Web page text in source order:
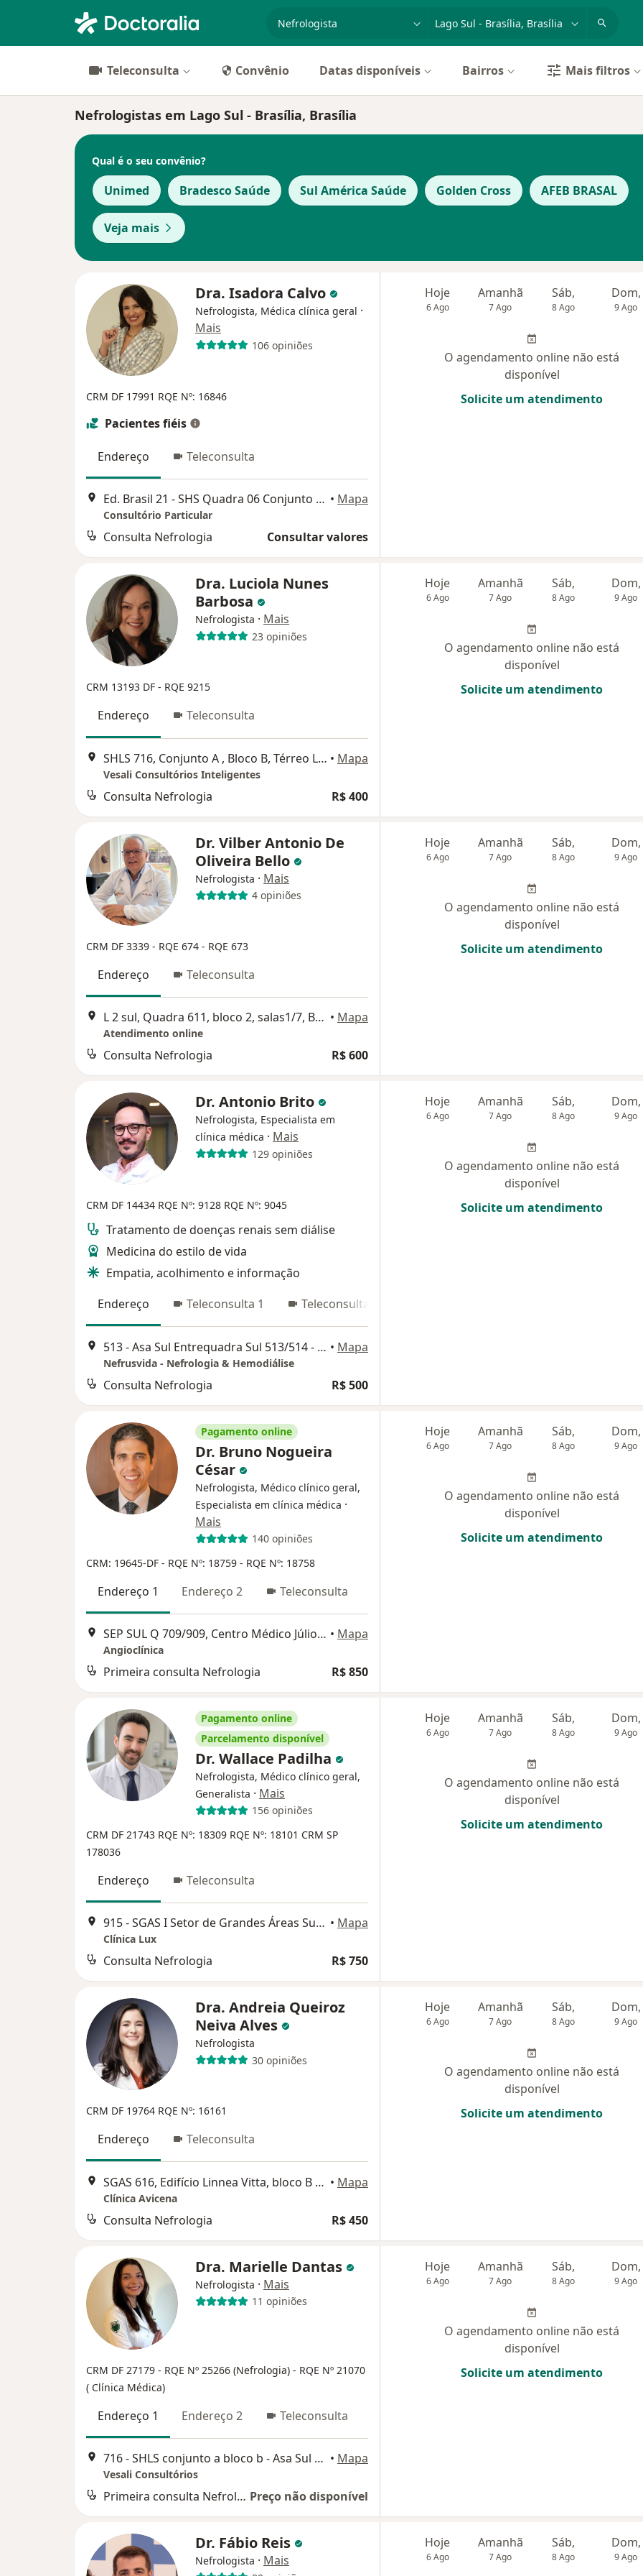
cidade ou região
Teleconsulta Convênio Datas disponíveis Bairros Mais filtros
Nefrologistas em Lago Sul - Brasília, Brasília
Qual é o seu convênio?
Unimed Bradesco Saúde Sul América Saúde Golden Cross AFEB BRASAL
Veja mais
Dra. Isadora Calvo
Nefrologista, Médica clínica geral ·
Mais
106 opiniões
CRM DF 17991 RQE Nº: 16846
Pacientes fiéis
Endereço Teleconsulta
Ed. Brasil 21 - SHS Quadra 06 Conjunto A, Bloco A, sala 606, Brasília • Mapa
Consultório Particular
Consulta Nefrologia Consultar valores
Hoje
6 Ago
Amanhã
7 Ago
Sáb,
8 Ago
Dom,
9 Ago
O agendamento online não está
disponível
Solicite um atendimento
Dra. Luciola Nunes
Barbosa
Nefrologista · Mais
23 opiniões
CRM 13193 DF - RQE 9215
Endereço Teleconsulta
SHLS 716, Conjunto A , Bloco B, Térreo Loja 03- OHB, Setor Hospitalar Local Sul,, Brasília • Mapa
Vesali Consultórios Inteligentes
Consulta Nefrologia R$ 400
Hoje
6 Ago
Amanhã
7 Ago
Sáb,
8 Ago
Dom,
9 Ago
O agendamento online não está
disponível
Solicite um atendimento
Dr. Vilber Antonio De
Oliveira Bello
Nefrologista · Mais
4 opiniões
CRM DF 3339 - RQE 674 - RQE 673
Endereço Teleconsulta
L 2 sul, Quadra 611, bloco 2, salas1/7, Brasília • Mapa
Atendimento online
Consulta Nefrologia R$ 600
Hoje
6 Ago
Amanhã
7 Ago
Sáb,
8 Ago
Dom,
9 Ago
O agendamento online não está
disponível
Solicite um atendimento
Dr. Antonio Brito
Nefrologista, Especialista em
clínica médica · Mais
129 opiniões
CRM DF 14434 RQE Nº: 9128 RQE Nº: 9045
Tratamento de doenças renais sem diálise
Medicina do estilo de vida
Empatia, acolhimento e informação
Endereço
Teleconsulta 1 Teleconsulta 2
513 - Asa Sul Entrequadra Sul 513/514 - Asa Sul, Brasília • Mapa
Nefrusvida - Nefrologia & Hemodiálise
Consulta Nefrologia R$ 500
Hoje
6 Ago
Amanhã
7 Ago
Sáb,
8 Ago
Dom,
9 Ago
O agendamento online não está
disponível
Solicite um atendimento
Pagamento online
Dr. Bruno Nogueira
César
Nefrologista, Médico clínico geral,
Especialista em clínica médica ·
Mais
140 opiniões
CRM: 19645-DF - RQE Nº: 18759 - RQE Nº: 18758
Endereço 1 Endereço 2 Teleconsulta
SEP SUL Q 709/909, Centro Médico Júlio Adnet, Bl A, Salas 419 a 422 - Asa Sul, Brasília • Mapa
Angioclínica
Primeira consulta Nefrologia R$ 850
Hoje
6 Ago
Amanhã
7 Ago
Sáb,
8 Ago
Dom,
9 Ago
O agendamento online não está
disponível
Solicite um atendimento
Pagamento online
Parcelamento disponível
Dr. Wallace Padilha
Nefrologista, Médico clínico geral,
Generalista · Mais
156 opiniões
CRM DF 21743 RQE Nº: 18309 RQE Nº: 18101 CRM SP
178036
Endereço Teleconsulta
915 - SGAS I Setor de Grandes Áreas Sul 915 - Asa Sul, Brasília • Mapa
Clínica Lux
Consulta Nefrologia R$ 750
Hoje
6 Ago
Amanhã
7 Ago
Sáb,
8 Ago
Dom,
9 Ago
O agendamento online não está
disponível
Solicite um atendimento
Dra. Andreia Queiroz
Neiva Alves
Nefrologista
30 opiniões
CRM DF 19764 RQE Nº: 16161
Endereço Teleconsulta
SGAS 616, Edifício Linnea Vitta, bloco B - Sala 116, Brasília • Mapa
Clínica Avicena
Consulta Nefrologia R$ 450
Hoje
6 Ago
Amanhã
7 Ago
Sáb,
8 Ago
Dom,
9 Ago
O agendamento online não está
disponível
Solicite um atendimento
Dra. Marielle Dantas
Nefrologista · Mais
11 opiniões
CRM DF 27179 - RQE Nº 25266 (Nefrologia) - RQE Nº 21070
( Clínica Médica)
Endereço 1 Endereço 2 Teleconsulta
716 - SHLS conjunto a bloco b - Asa Sul 716, Brasília • Mapa
Vesali Consultórios
Primeira consulta Nefrologia Preço não disponível
Hoje
6 Ago
Amanhã
7 Ago
Sáb,
8 Ago
Dom,
9 Ago
O agendamento online não está
disponível
Solicite um atendimento
Dr. Fábio Reis
Nefrologista · Mais
Hoje
6 Ago
Amanhã
7 Ago
Sáb,
8 Ago
Dom,
9 Ago